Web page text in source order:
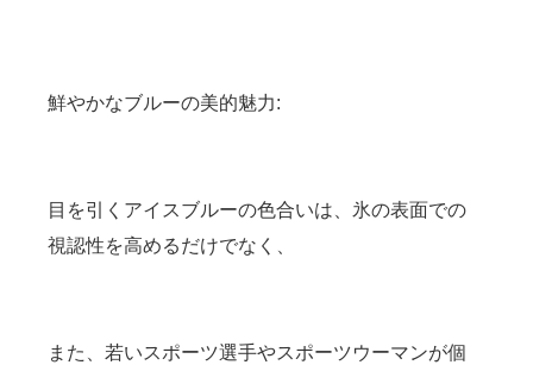
鮮やかなブルーの美的魅力:
目を引くアイスブルーの色合いは、氷の表面での
視認性を高めるだけでなく、
また、若いスポーツ選手やスポーツウーマンが個